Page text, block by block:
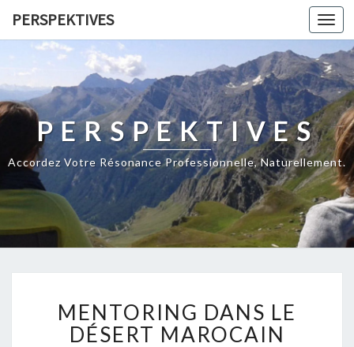
PERSPEKTIVES
PERSPEKTIVES
Accordez Votre Résonance Professionnelle, Naturellement.
E
N
MENTORING DANS LE
DÉSERT MAROCAIN